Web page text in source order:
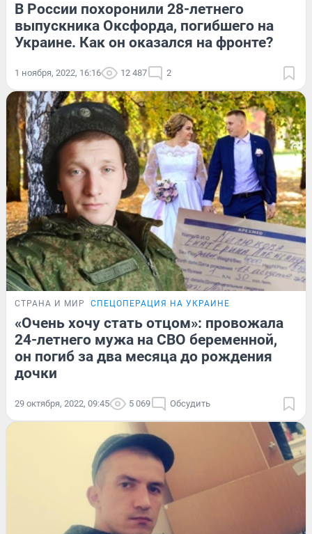
В России похоронили 28-летнего
выпускника Оксфорда, погибшего на
Украине. Как он оказался на фронте?
1 ноября, 2022, 16:16 12 487 2
СТРАНА И МИР СПЕЦОПЕРАЦИЯ НА УКРАИНЕ
«Очень хочу стать отцом»: провожала
24-летнего мужа на СВО беременной,
он погиб за два месяца до рождения
дочки
29 октября, 2022, 09:45 5 069 Обсудить